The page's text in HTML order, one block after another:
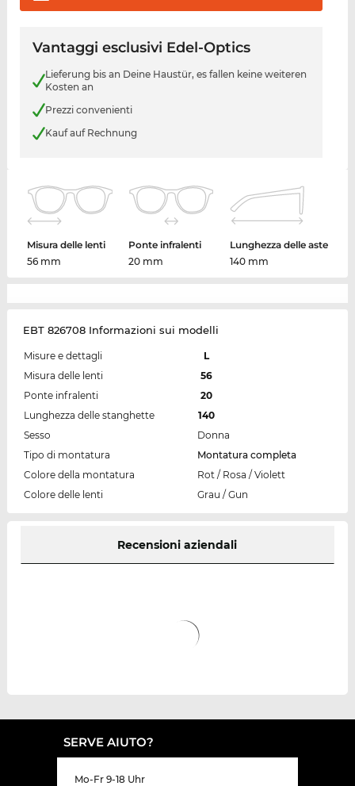
Vantaggi esclusivi Edel-Optics
Lieferung bis an Deine Haustür, es fallen keine weiteren
Kosten an
Prezzi convenienti
Kauf auf Rechnung
Misura delle lenti
56 mm
Ponte infralenti
20 mm
Lunghezza delle aste
140 mm
EBT 826708 Informazioni sui modelli
Misure e dettagli
L
Misura delle lenti
56
Ponte infralenti
20
Lunghezza delle stanghette
140
Sesso
Donna
Tipo di montatura
Montatura completa
Colore della montatura
Rot / Rosa / Violett
Colore delle lenti
Grau / Gun
Recensioni aziendali
SERVE AIUTO?
Mo-Fr 9-18 Uhr